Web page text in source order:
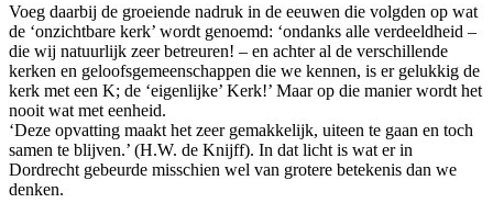
Voeg daarbij de groeiende nadruk in de eeuwen die volgden op wat
de ‘onzichtbare kerk’ wordt genoemd: ‘ondanks alle verdeeldheid –
die wij natuurlijk zeer betreuren! – en achter al de verschillende
kerken en geloofsgemeenschappen die we kennen, is er gelukkig de
kerk met een K; de ‘eigenlijke’ Kerk!’ Maar op die manier wordt het
nooit wat met eenheid.
‘Deze opvatting maakt het zeer gemakkelijk, uiteen te gaan en toch
samen te blijven.’ (H.W. de Knijff). In dat licht is wat er in
Dordrecht gebeurde misschien wel van grotere betekenis dan we
denken.